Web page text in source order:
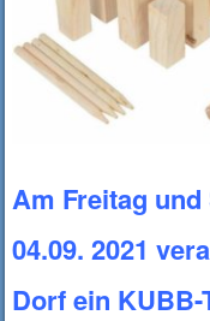
Am Freitag
04.09. 2021
Dorf ein KUBB-